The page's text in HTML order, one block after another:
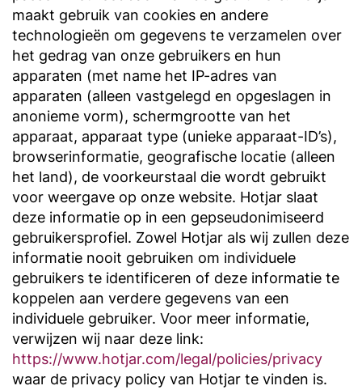
maakt gebruik van cookies en andere
technologieën om gegevens te verzamelen over
het gedrag van onze gebruikers en hun
apparaten (met name het IP-adres van
apparaten (alleen vastgelegd en opgeslagen in
anonieme vorm), schermgrootte van het
apparaat, apparaat type (unieke apparaat-ID’s),
browserinformatie, geografische locatie (alleen
het land), de voorkeurstaal die wordt gebruikt
voor weergave op onze website. Hotjar slaat
deze informatie op in een gepseudonimiseerd
gebruikersprofiel. Zowel Hotjar als wij zullen deze
informatie nooit gebruiken om individuele
gebruikers te identificeren of deze informatie te
koppelen aan verdere gegevens van een
individuele gebruiker. Voor meer informatie,
verwijzen wij naar deze link:
https://www.hotjar.com/legal/policies/privacy
waar de privacy policy van Hotjar te vinden is.